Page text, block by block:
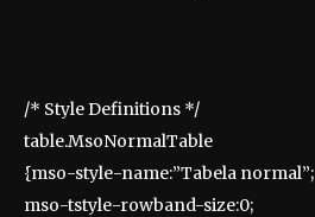
/* Style Definitions */
table.MsoNormalTable
{mso-style-name:”Tabela normal”;
mso-tstyle-rowband-size:0;